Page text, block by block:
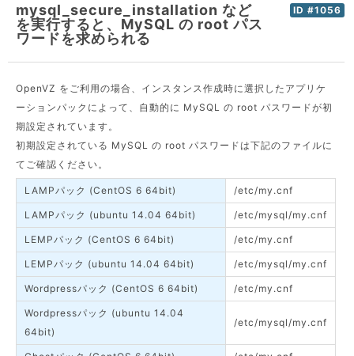
ID #1056
mysql_secure_installation など
を実行すると、MySQL の root パス
ワードを求められる
OpenVZ をご利用の場合、インスタンス作成時に選択したアプリケ
ーションパックによって、自動的に MySQL の root パスワードが初
期設定されています。
初期設定されている MySQL の root パスワードは下記のファイルに
てご確認ください。
LAMPパック (CentOS 6 64bit) /etc/my.cnf
LAMPパック (ubuntu 14.04 64bit) /etc/mysql/my.cnf
LEMPパック (CentOS 6 64bit) /etc/my.cnf
LEMPパック (ubuntu 14.04 64bit) /etc/mysql/my.cnf
Wordpressパック (CentOS 6 64bit) /etc/my.cnf
Wordpressパック (ubuntu 14.04
64bit)
/etc/mysql/my.cnf